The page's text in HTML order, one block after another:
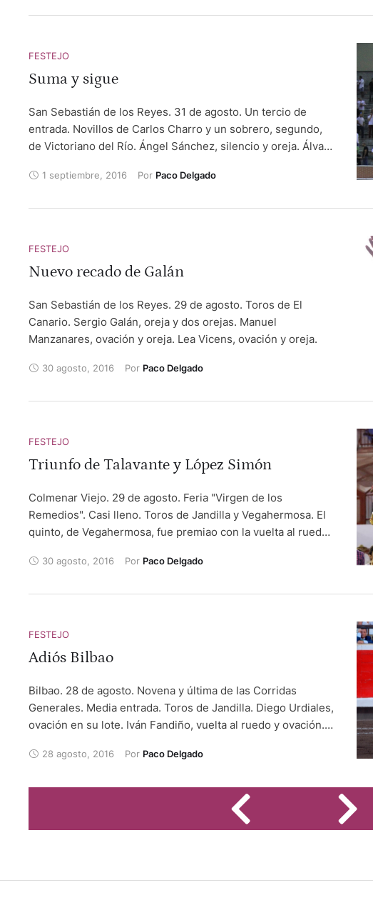
FESTEJO
Suma y sigue
San Sebastián de los Reyes. 31 de agosto. Un tercio de
entrada. Novillos de Carlos Charro y un sobrero, segundo,
de Victoriano del Río. Ángel Sánchez, silencio y oreja. Álvaro
dos orejas.
1 septiembre, 2016 Por Paco Delgado
FESTEJO
Nuevo recado de Galán
San Sebastián de los Reyes. 29 de agosto. Toros de El
Canario. Sergio Galán, oreja y dos orejas. Manuel
Manzanares, ovación y oreja. Lea Vicens, ovación y oreja.
30 agosto, 2016 Por Paco Delgado
FESTEJO
Triunfo de Talavante y López Simón
Colmenar Viejo. 29 de agosto. Feria "Virgen de los
Remedios". Casi lleno. Toros de Jandilla y Vegahermosa. El
quinto, de Vegahermosa, fue premiao con la vuelta al ruedo.
Alejandro Talavante, ovación y dos orejas. Alberto López
30 agosto, 2016 Por Paco Delgado
FESTEJO
Adiós Bilbao
Bilbao. 28 de agosto. Novena y última de las Corridas
Generales. Media entrada. Toros de Jandilla. Diego Urdiales,
ovación en su lote. Iván Fandiño, vuelta al ruedo y ovación.
28 agosto, 2016 Por Paco Delgado